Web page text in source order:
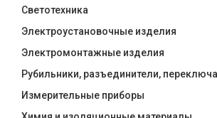
Светотехника
Электроустановочные изделия
Электромонтажные изделия
Рубильники, разъединители,
Измерительные приборы